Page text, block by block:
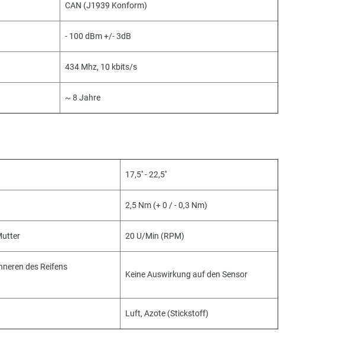
CAN (J1939 Konform)
- 100 dBm +/- 3dB
434 Mhz, 10 kbits/s
~ 8 Jahre
17,5'' - 22,5''
2,5 Nm (+ 0 / - 0,3 Nm)
20 U/Min (RPM)
des Reifens
Keine Auswirkung auf den Sensor
Luft, Azote (Stickstoff)